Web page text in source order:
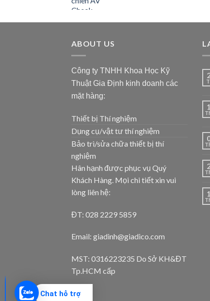
Chat hỗ trợ
ABOUT US
Công ty TNHH Khoa Học Kỹ
Thuật Gia Định kinh doanh các
mặt hàng:
Thiết bị Thí nghiệm
Dụng cụ/vật tư thí nghiệm
Bảo trì/sửa chữa thiết bị thí
nghiệm
Hân hạnh được phục vụ Quý
Khách Hàng. Mọi chi tiết xin vui
lòng liên hệ:
ĐT: 028 2229 5859
Email: giadinh@giadico.com
MST: 0316223235 Do Sở KH&ĐT
Tp.HCM cấp